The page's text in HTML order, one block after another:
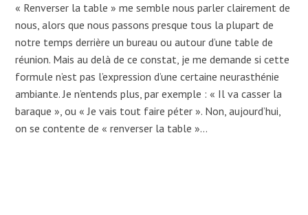
« Renverser la table » me semble nous parler clairement de
nous, alors que nous passons presque tous la plupart de
notre temps derrière un bureau ou autour d’une table de
réunion. Mais au delà de ce constat, je me demande si cette
formule n’est pas l’expression d’une certaine neurasthénie
ambiante. Je n’entends plus, par exemple : « Il va casser la
baraque », ou « Je vais tout faire péter ». Non, aujourd’hui,
on se contente de « renverser la table »…